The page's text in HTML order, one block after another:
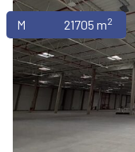
Magazyny21705 m2